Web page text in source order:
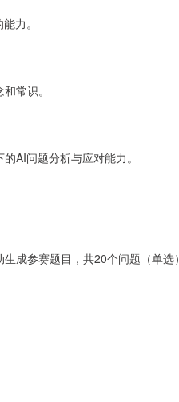
力。
常识。
AI问题分析与应对能力。
成参赛题目，共20个问题（单选）